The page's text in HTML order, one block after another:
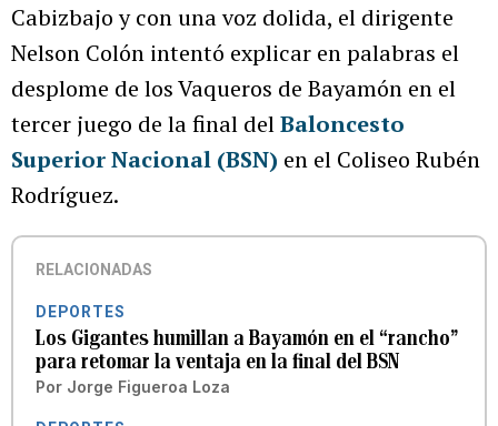
Cabizbajo y con una voz dolida, el dirigente
Nelson Colón intentó explicar en palabras el
desplome de los Vaqueros de Bayamón en el
tercer juego de la final delBaloncesto
Superior Nacional (BSN) en el Coliseo Rubén
Rodríguez.
RELACIONADAS
DEPORTES
Los Gigantes humillan a Bayamón en el “rancho”
para retomar la ventaja en la final del BSN
Por Jorge Figueroa Loza